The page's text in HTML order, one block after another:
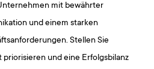
mit bewährter
und einem starken
Stellen Sie
priorisieren und eine Erfolgsbilanz